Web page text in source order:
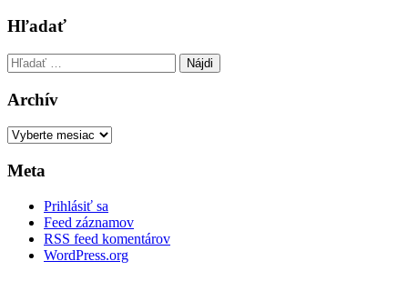
Hľadať
Hľadať:
Archív
Archív
Meta
Prihlásiť sa
Feed záznamov
RSS feed komentárov
WordPress.org